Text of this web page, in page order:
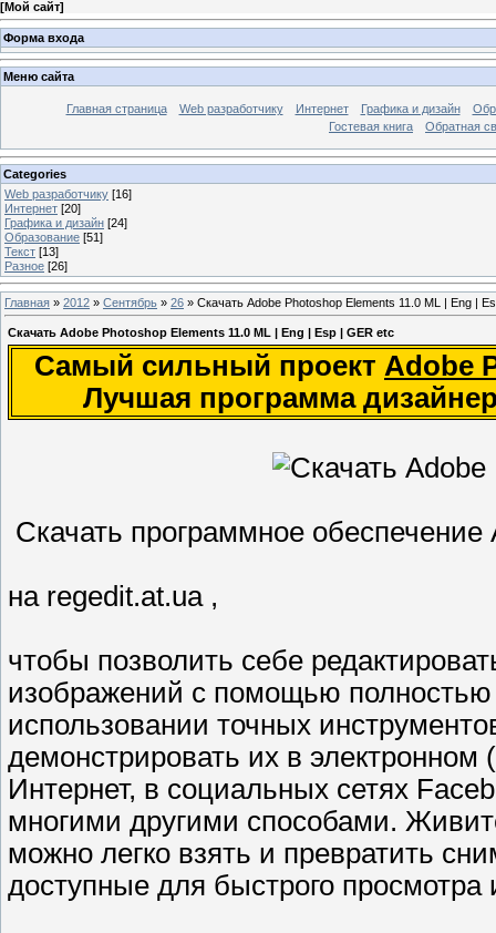
[Мой сайт]
Форма входа
Меню сайта
Главная страница Web разработчику Интернет Графика и дизайн
Гостевая книга
Обратная
Categories
Web разработчику [16]
Интернет [20]
Графика и дизайн [24]
Образование [51]
Текст [13]
Разное [26]
Главная » 2012 » Сентябрь » 26 » Скачать Adobe Photoshop Elements 11.0 ML | Eng |
Скачать Adobe Photoshop Elements 11.0 ML | Eng | Esp | GER etc
Самый сильный проект Adobe
Лучшая программа
Скачать программное
на regedit.at.ua ,
чтобы позволить себе
изображений с помощью
использовании точных
демонстрировать их в электронном
Интернет, в социальных сетях
многими другими способами.
можно легко взять и превратить
доступные для быстрого